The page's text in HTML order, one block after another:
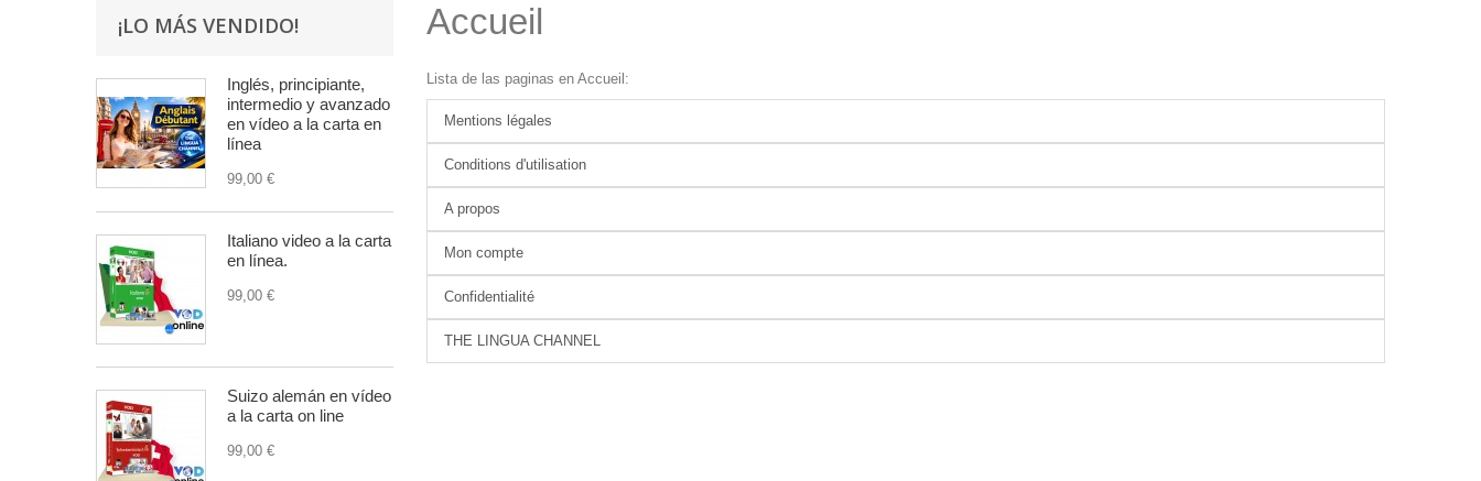
¡LO MÁS VENDIDO!
Inglés, principiante,
intermedio y avanzado
en vídeo a la carta en
línea
99,00 €
Italiano video a la carta
en línea.
99,00 €
Suizo alemán en vídeo
a la carta on line
99,00 €
Accueil
Lista de las paginas en Accueil:
Mentions légales
Conditions d'utilisation
A propos
Mon compte
Confidentialité
THE LINGUA CHANNEL